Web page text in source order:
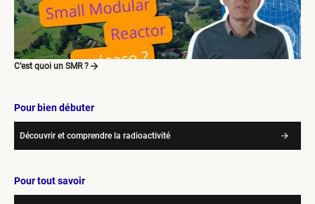
C’est quoi un SMR ?
Pour bien débuter
Découvrir et comprendre la radioactivité
Pour tout savoir